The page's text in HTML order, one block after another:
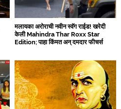
मलायका अरोराची नवीन स्वॅग राईड! खरेदी
केली Mahindra Thar Roxx Star
Edition; पाहा किंमत अन् दमदार फीचर्स